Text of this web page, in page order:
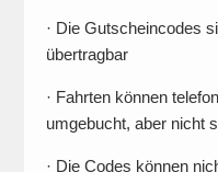
· Die Gutscheincodes
übertragbar
· Fahrten können
umgebucht, aber nicht
· Die Codes können